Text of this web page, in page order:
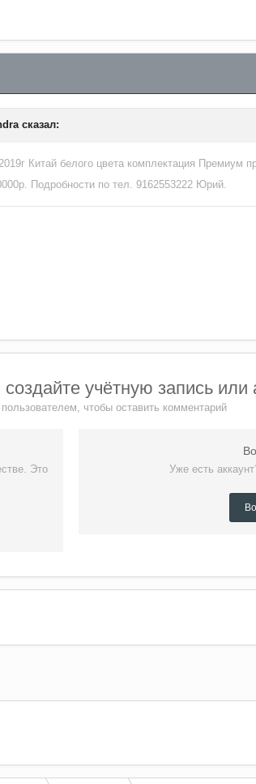
сказал:
Китай белого цвета комплектация Премиум
Подробности по тел. 9162553222 Юрий.
учётную запись или
чтобы оставить комментарий
Это
Уже есть